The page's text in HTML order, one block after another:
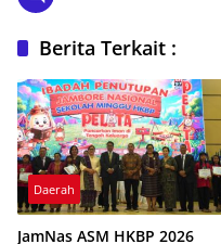
Berita Terkait :
Daerah
JamNas ASM HKBP 2026